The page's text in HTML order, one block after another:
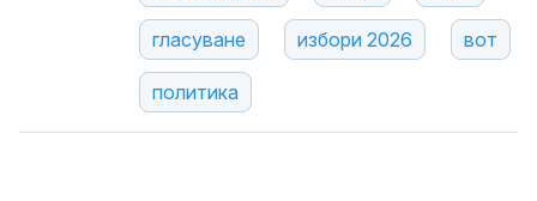
гласуване избори 2026 вот
политика